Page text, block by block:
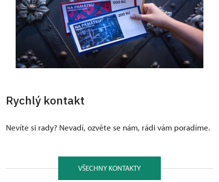
Rychlý kontakt
Nevíte si rady? Nevadí, ozvěte se nám, rádi vám poradíme.
VŠECHNY KONTAKTY